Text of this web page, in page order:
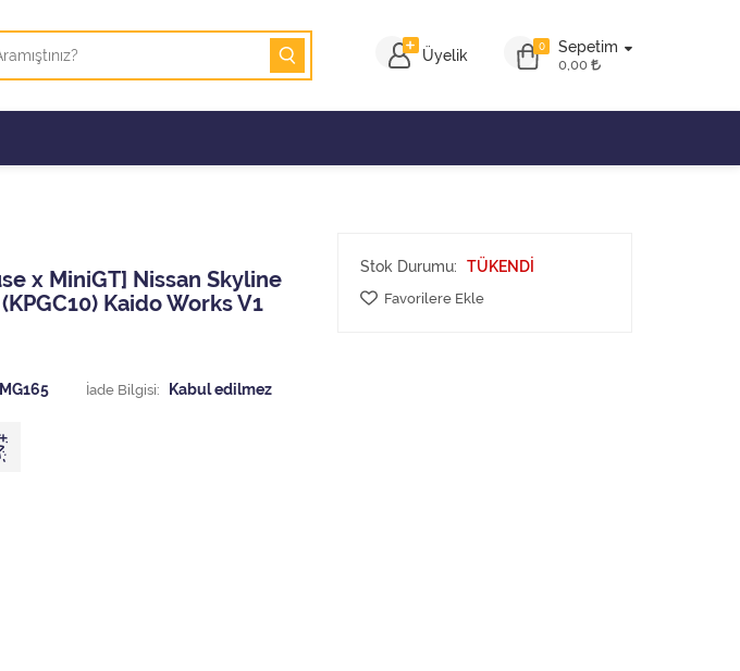
0 Sepetim
0,00
Üyelik
x MiniGT] Nissan Skyline
Kaido Works V1
İade Bilgisi:
Stok Durumu:
TÜKENDİ
Favorilere Ekle